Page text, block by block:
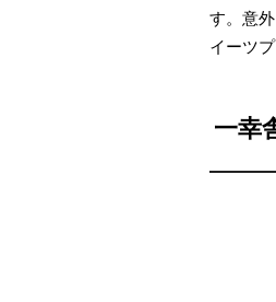
す。意
イーツ
一幸